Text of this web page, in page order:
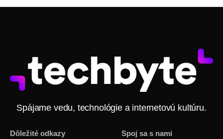
Spájame vedu, technológie a internetovú kultúru.
Dôležité odkazy Spoj sa s nami